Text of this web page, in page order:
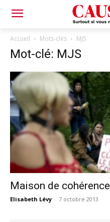
Accueil Mots-clés MJS
Mot-clé: MJS
Maison de cohérence
Elisabeth Lévy - 7 octobre 2013